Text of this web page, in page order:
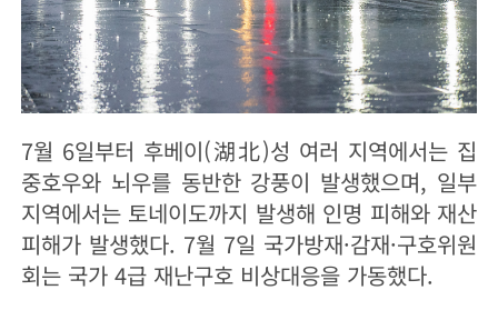
7월 6일부터 후베이(湖北)성 여러 지역에서는 집
중호우와 뇌우를 동반한 강풍이 발생했으며, 일부
지역에서는 토네이도까지 발생해 인명 피해와 재산
피해가 발생했다. 7월 7일 국가방재·감재·구호위원
회는 국가 4급 재난구호 비상대응을 가동했다.